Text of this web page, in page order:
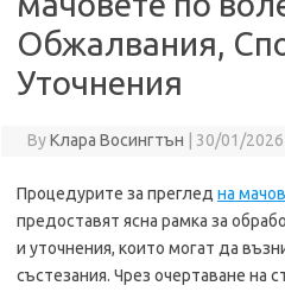
Обжалвания,
Уточнения
ByКлара Восингтън 30/01/2026
Процедурите за преглед на
предоставят ясна рамка за
и уточнения, които могат да
състезания. Чрез очертаване на